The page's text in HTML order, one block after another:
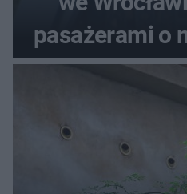
pasażerami o
do